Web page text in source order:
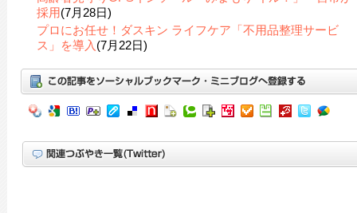
採用(7月28日)
プロにお任せ！ダスキン ライフケア「不用品整理サービ
ス」を導入 (7月22日)